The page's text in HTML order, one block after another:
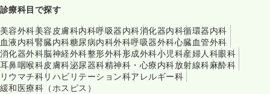
診療科目で探す
美容外科美容皮膚科内科呼吸器内科消化器内科循環器内科
血液内科腎臓内科糖尿病内科外科呼吸器外科心臓血管外科
消化器外科脳神経外科整形外科形成外科小児科産婦人科眼科
耳鼻咽喉科皮膚科泌尿器科精神科・心療内科放射線科麻酔科
リウマチ科リハビリテーション科アレルギー科
緩和医療科（ホスピス）